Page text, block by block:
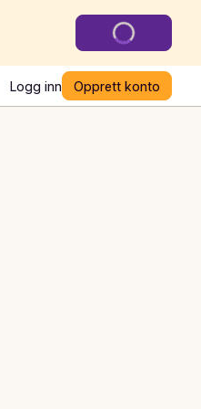
Logg inn Opprett konto